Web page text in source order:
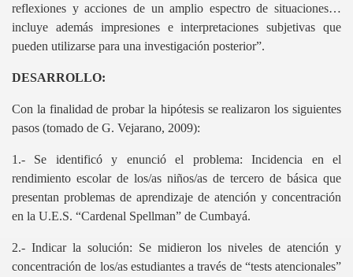
reflexiones y acciones de un amplio espectro de situaciones…
incluye además impresiones e interpretaciones subjetivas que
pueden utilizarse para una investigación posterior”.
DESARROLLO:
Con la finalidad de probar la hipótesis se realizaron los siguientes
pasos (tomado de G. Vejarano, 2009):
1.- Se identificó y enunció el problema: Incidencia en el
rendimiento escolar de los/as niños/as de tercero de básica que
presentan problemas de aprendizaje de atención y concentración
en la U.E.S. “Cardenal Spellman” de Cumbayá.
2.- Indicar la solución: Se midieron los niveles de atención y
concentración de los/as estudiantes a través de “tests atencionales”
UL